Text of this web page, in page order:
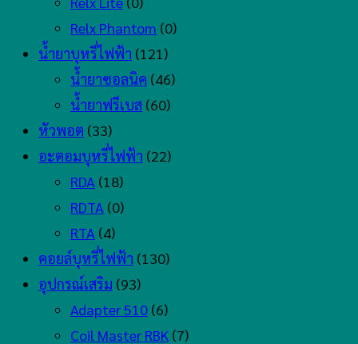
Relx Phantom (0)
น้ำยาบุหรี่ไฟฟ้า (121)
น้ำยาซอลนิค (46)
น้ำยาฟรีเบส (60)
หัวพอต (33)
อะตอมบุหรี่ไฟฟ้า (22)
RDA (18)
RDTA (0)
RTA (4)
คอยล์บุหรี่ไฟฟ้า (130)
อุปกรณ์เสริม (93)
Adapter 510 (6)
Coil Master RBK (7)